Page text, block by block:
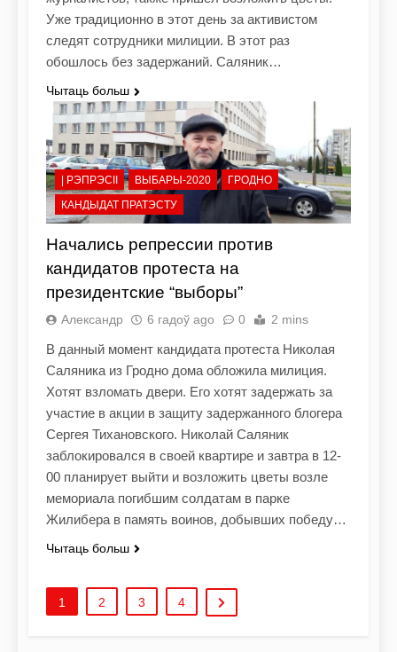
Уже традиционно в этот день за активистом
следят сотрудники милиции. В этот раз
обошлось без задержаний. Саляник…
Чытаць больш
| РЭПРЭСІІ ВЫБАРЫ-2020
ГРОДНО
КАНДЫДАТ ПРАТЭСТУ
Начались репрессии против
кандидатов протеста на
президентские “выборы”
Александр 6 гадоў ago 0 2 mins
В данный момент кандидата протеста Николая
Саляника из Гродно дома обложила милиция.
Хотят взломать двери. Его хотят задержать за
участие в акции в защиту задержанного блогера
Сергея Тихановского. Николай Саляник
заблокировался в своей квартире и завтра в 12-
00 планирует выйти и возложить цветы возле
мемориала погибшим солдатам в парке
Жилибера в память воинов, добывших победу…
Чытаць больш
1 2 3 4